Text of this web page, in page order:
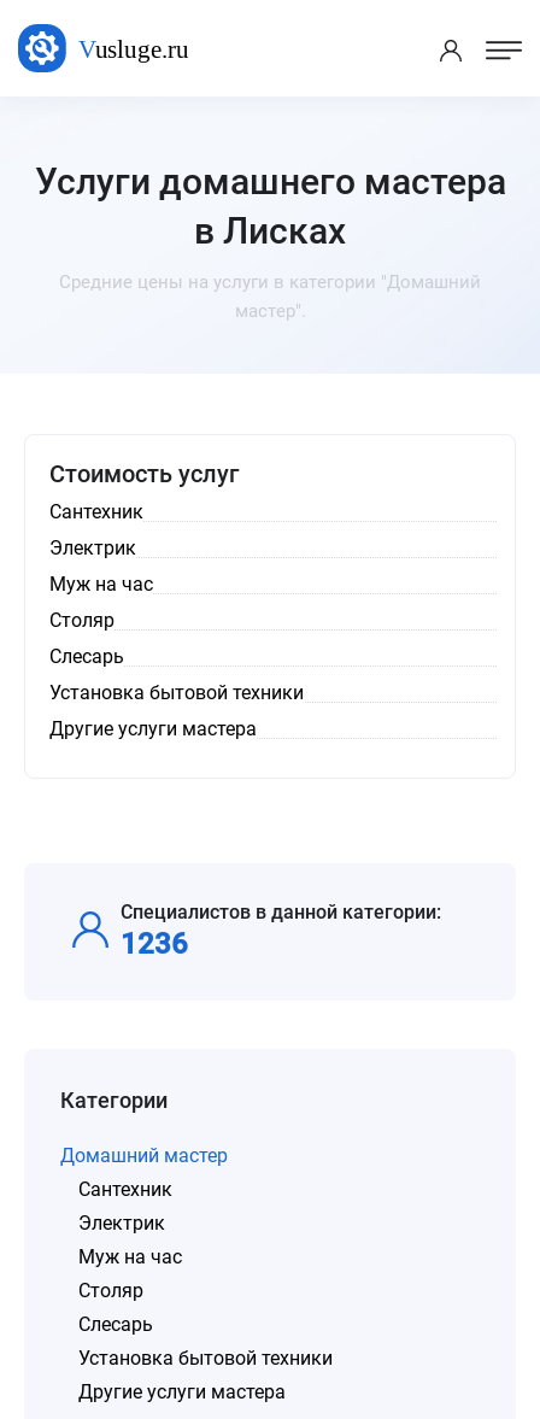
Услуги домашнего мастера
в Лисках
Средние цены на услуги в категории "Домашний
мастер".
Стоимость услуг
Сантехник
Электрик
Муж на час
Столяр
Слесарь
Установка бытовой техники
Другие услуги мастера
Специалистов в данной категории:
1236
Категории
Домашний мастер
Сантехник
Электрик
Муж на час
Столяр
Слесарь
Установка бытовой техники
Другие услуги мастера